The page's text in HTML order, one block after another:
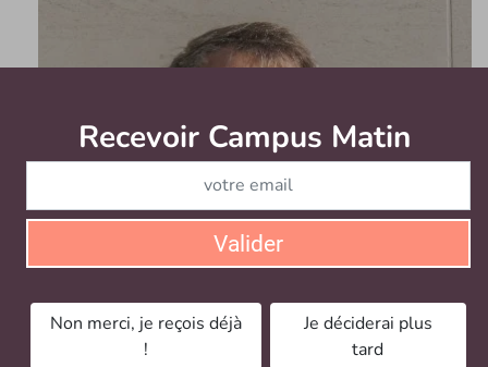
Recevoir Campus Matin
Valider
Non merci, je reçois déjà
!
Je déciderai plus
tard